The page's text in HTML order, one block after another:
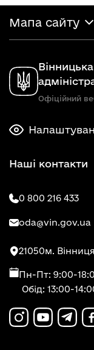
Мапа сайту
Офіційний
Наші контакти
0 800 216 433
oda@vin.gov.ua
21050м. Вінниця
Пн-Пт: 9:00-
Обід: 13:00-